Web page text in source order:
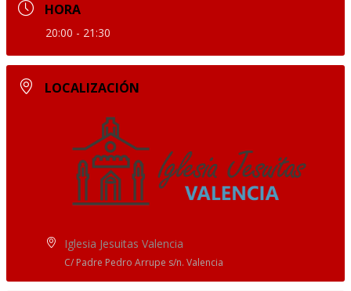
HORA
20:00 - 21:30
LOCALIZACIÓN
Iglesia Jesuitas Valencia
C/ Padre Pedro Arrupe s/n. Valencia